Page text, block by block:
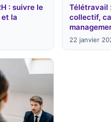
: suivre le
la
Télétravail
collectif,
22 janvier